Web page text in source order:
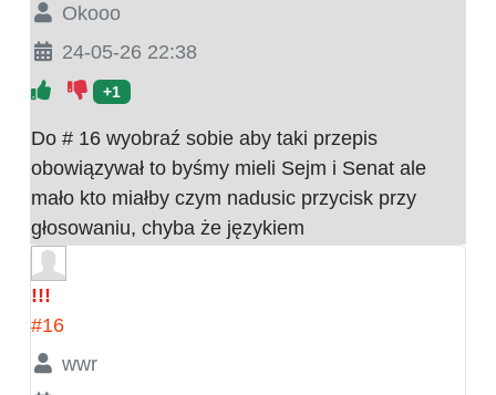
Okooo
24-05-26 22:38
+1
Do # 16 wyobraź sobie aby taki przepis
obowiązywał to byśmy mieli Sejm i Senat ale
mało kto miałby czym nadusic przycisk przy
głosowaniu, chyba że językiem
!!!
#16
wwr